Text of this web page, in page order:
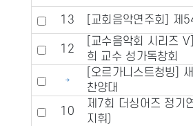
13 [교회음악연주회] 제
12
[교수음악회 시리즈
희 교수 성가독창회
[오르가니스트청빙]
찬양대
10
제7회 더싱어즈 정기
지휘)